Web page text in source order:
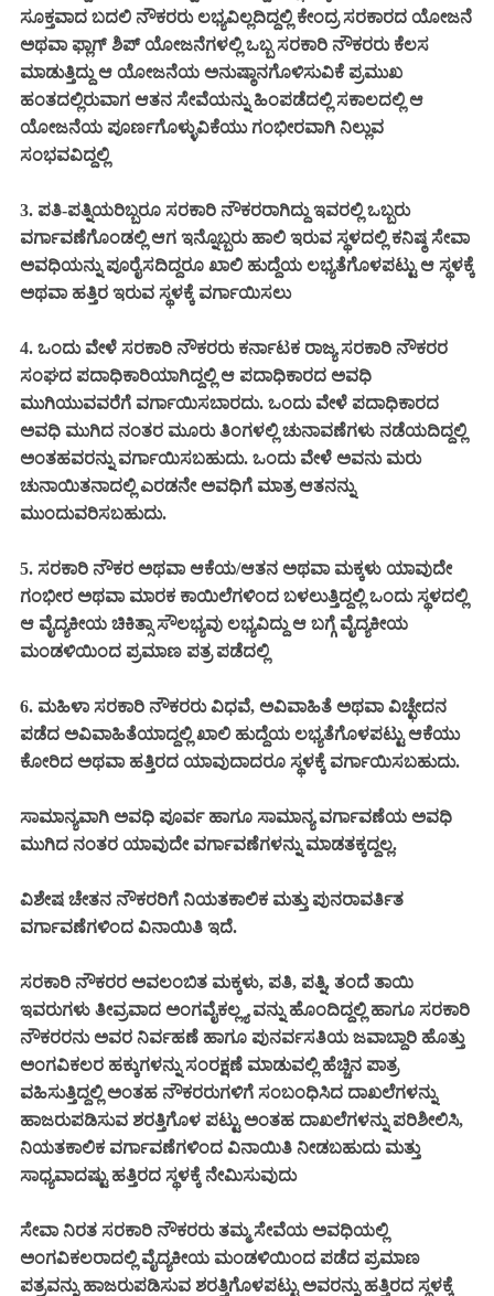
ಸೂಕ್ತವಾದ ಬದಲಿ ನೌಕರರು ಲಭ್ಯವಿಲ್ಲದಿದ್ದಲ್ಲಿ ಕೇಂದ್ರ ಸರಕಾರದ ಯೋಜನೆ
ಅಥವಾ ಫ್ಲಾಗ್ ಶಿಪ್ ಯೋಜನೆಗಳಲ್ಲಿ ಒಬ್ಬ ಸರಕಾರಿ ನೌಕರರು ಕೆಲಸ
ಮಾಡುತ್ತಿದ್ದು ಆ ಯೋಜನೆಯ ಅನುಷ್ಠಾನಗೊಳಿಸುವಿಕೆ ಪ್ರಮುಖ
ಹಂತದಲ್ಲಿರುವಾಗ ಆತನ ಸೇವೆಯನ್ನು ಹಿಂಪಡೆದಲ್ಲಿ ಸಕಾಲದಲ್ಲಿ ಆ
ಯೋಜನೆಯ ಪೂರ್ಣಗೊಳ್ಳುವಿಕೆಯು ಗಂಭೀರವಾಗಿ ನಿಲ್ಲುವ
ಸಂಭವವಿದ್ದಲ್ಲಿ
3. ಪತಿ-ಪತ್ನಿಯರಿಬ್ಬರೂ ಸರಕಾರಿ ನೌಕರರಾಗಿದ್ದು ಇವರಲ್ಲಿ ಒಬ್ಬರು
ವರ್ಗಾವಣೆಗೊಂಡಲ್ಲಿ ಆಗ ಇನ್ನೊಬ್ಬರು ಹಾಲಿ ಇರುವ ಸ್ಥಳದಲ್ಲಿ ಕನಿಷ್ಠ ಸೇವಾ
ಅವಧಿಯನ್ನು ಪೂರೈಸದಿದ್ದರೂ ಖಾಲಿ ಹುದ್ದೆಯ ಲಭ್ಯತೆಗೊಳಪಟ್ಟು ಆ ಸ್ಥಳಕ್ಕೆ
ಅಥವಾ ಹತ್ತಿರ ಇರುವ ಸ್ಥಳಕ್ಕೆ ವರ್ಗಾಯಿಸಲು
4. ಒಂದು ವೇಳೆ ಸರಕಾರಿ ನೌಕರರು ಕರ್ನಾಟಕ ರಾಜ್ಯ ಸರಕಾರಿ ನೌಕರರ
ಸಂಘದ ಪದಾಧಿಕಾರಿಯಾಗಿದ್ದಲ್ಲಿ ಆ ಪದಾಧಿಕಾರದ ಅವಧಿ
ಮುಗಿಯುವವರೆಗೆ ವರ್ಗಾಯಿಸಬಾರದು. ಒಂದು ವೇಳೆ ಪದಾಧಿಕಾರದ
ಅವಧಿ ಮುಗಿದ ನಂತರ ಮೂರು ತಿಂಗಳಲ್ಲಿ ಚುನಾವಣೆಗಳು ನಡೆಯದಿದ್ದಲ್ಲಿ
ಅಂತಹವರನ್ನು ವರ್ಗಾಯಿಸಬಹುದು. ಒಂದು ವೇಳೆ ಅವನು ಮರು
ಚುನಾಯಿತನಾದಲ್ಲಿ ಎರಡನೇ ಅವಧಿಗೆ ಮಾತ್ರ ಆತನನ್ನು
ಮುಂದುವರಿಸಬಹುದು.
5. ಸರಕಾರಿ ನೌಕರ ಅಥವಾ ಆಕೆಯ/ಆತನ ಅಥವಾ ಮಕ್ಕಳು ಯಾವುದೇ
ಗಂಭೀರ ಅಥವಾ ಮಾರಕ ಕಾಯಿಲೆಗಳಿಂದ ಬಳಲುತ್ತಿದ್ದಲ್ಲಿ ಒಂದು ಸ್ಥಳದಲ್ಲಿ
ಆ ವೈದ್ಯಕೀಯ ಚಿಕಿತ್ಸಾ ಸೌಲಭ್ಯವು ಲಭ್ಯವಿದ್ದು ಆ ಬಗ್ಗೆ ವೈದ್ಯಕೀಯ
ಮಂಡಳಿಯಿಂದ ಪ್ರಮಾಣ ಪತ್ರ ಪಡೆದಲ್ಲಿ
6. ಮಹಿಳಾ ಸರಕಾರಿ ನೌಕರರು ವಿಧವೆ, ಅವಿವಾಹಿತೆ ಅಥವಾ ವಿಚ್ಛೇದನ
ಪಡೆದ ಅವಿವಾಹಿತೆಯಾದ್ದಲ್ಲಿ ಖಾಲಿ ಹುದ್ದೆಯ ಲಭ್ಯತೆಗೊಳಪಟ್ಟು ಆಕೆಯು
ಕೋರಿದ ಅಥವಾ ಹತ್ತಿರದ ಯಾವುದಾದರೂ ಸ್ಥಳಕ್ಕೆ ವರ್ಗಾಯಿಸಬಹುದು.
ಸಾಮಾನ್ಯವಾಗಿ ಅವಧಿ ಪೂರ್ವ ಹಾಗೂ ಸಾಮಾನ್ಯ ವರ್ಗಾವಣೆಯ ಅವಧಿ
ಮುಗಿದ ನಂತರ ಯಾವುದೇ ವರ್ಗಾವಣೆಗಳನ್ನು ಮಾಡತಕ್ಕದ್ದಲ್ಲ.
ವಿಶೇಷ ಚೇತನ ನೌಕರರಿಗೆ ನಿಯತಕಾಲಿಕ ಮತ್ತು ಪುನರಾವರ್ತಿತ
ವರ್ಗಾವಣೆಗಳಿಂದ ವಿನಾಯಿತಿ ಇದೆ.
ಸರಕಾರಿ ನೌಕರರ ಅವಲಂಬಿತ ಮಕ್ಕಳು, ಪತಿ, ಪತ್ನಿ, ತಂದೆ ತಾಯಿ
ಇವರುಗಳು ತೀವ್ರವಾದ ಅಂಗವೈಕಲ್ಲ್ಯ ವನ್ನು ಹೊಂದಿದ್ದಲ್ಲಿ ಹಾಗೂ ಸರಕಾರಿ
ನೌಕರರನು ಅವರ ನಿರ್ವಹಣೆ ಹಾಗೂ ಪುನರ್ವಸತಿಯ ಜವಾಬ್ದಾರಿ ಹೊತ್ತು
ಅಂಗವಿಕಲರ ಹಕ್ಕುಗಳನ್ನು ಸಂರಕ್ಷಣೆ ಮಾಡುವಲ್ಲಿ ಹೆಚ್ಚಿನ ಪಾತ್ರ
ವಹಿಸುತ್ತಿದ್ದಲ್ಲಿ ಅಂತಹ ನೌಕರರುಗಳಿಗೆ ಸಂಬಂಧಿಸಿದ ದಾಖಲೆಗಳನ್ನು
ಹಾಜರುಪಡಿಸುವ ಶರತ್ತಿಗೊಳ ಪಟ್ಟು ಅಂತಹ ದಾಖಲೆಗಳನ್ನು ಪರಿಶೀಲಿಸಿ,
ನಿಯತಕಾಲಿಕ ವರ್ಗಾವಣೆಗಳಿಂದ ವಿನಾಯಿತಿ ನೀಡಬಹುದು ಮತ್ತು
ಸಾಧ್ಯವಾದಷ್ಟು ಹತ್ತಿರದ ಸ್ಥಳಕ್ಕೆ ನೇಮಿಸುವುದು
ಸೇವಾ ನಿರತ ಸರಕಾರಿ ನೌಕರರು ತಮ್ಮ ಸೇವೆಯ ಅವಧಿಯಲ್ಲಿ
ಅಂಗವಿಕಲರಾದಲ್ಲಿ ವೈದ್ಯಕೀಯ ಮಂಡಳಿಯಿಂದ ಪಡೆದ ಪ್ರಮಾಣ
ಪತ್ರವನ್ನು ಹಾಜರುಪಡಿಸುವ ಶರತ್ತಿಗೊಳಪಟ್ಟು ಅವರನ್ನು ಹತ್ತಿರದ ಸ್ಥಳಕ್ಕೆ